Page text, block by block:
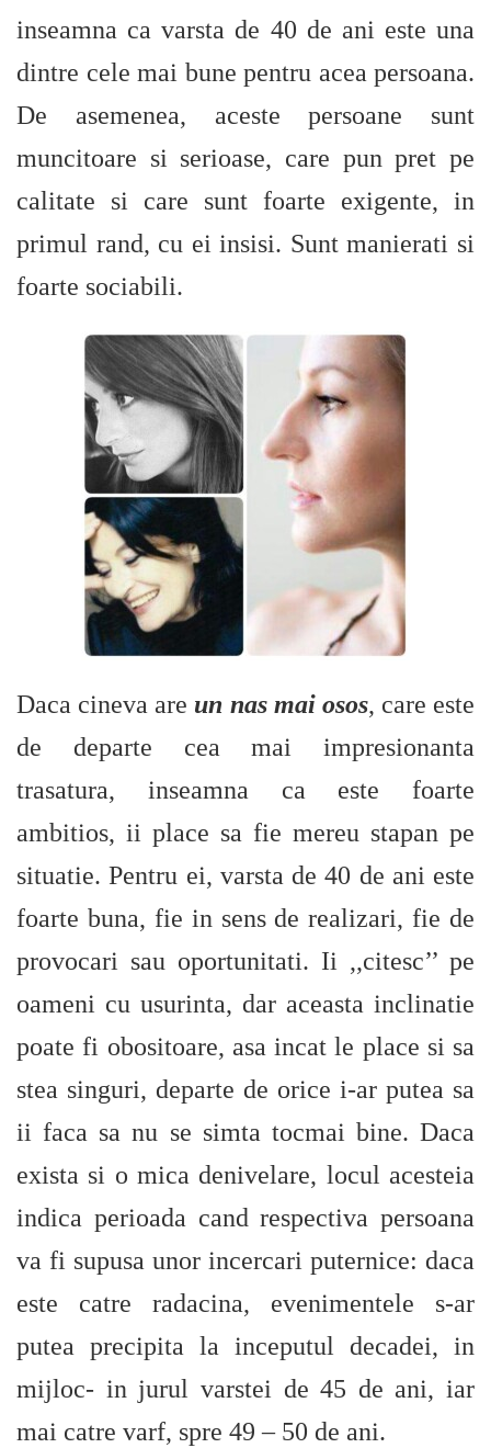
inseamna ca varsta de 40 de ani este una
dintre cele mai bune pentru acea persoana.
De asemenea, aceste persoane sunt
muncitoare si serioase, care pun pret pe
calitate si care sunt foarte exigente, in
primul rand, cu ei insisi. Sunt manierati si
foarte sociabili.
Daca cineva are un nas mai osos, care este
de departe cea mai impresionanta
trasatura, inseamna ca este foarte
ambitios, ii place sa fie mereu stapan pe
situatie. Pentru ei, varsta de 40 de ani este
foarte buna, fie in sens de realizari, fie de
provocari sau oportunitati. Ii ,,citesc’’ pe
oameni cu usurinta, dar aceasta inclinatie
poate fi obositoare, asa incat le place si sa
stea singuri, departe de orice i-ar putea sa
ii faca sa nu se simta tocmai bine. Daca
exista si o mica denivelare, locul acesteia
indica perioada cand respectiva persoana
va fi supusa unor incercari puternice: daca
este catre radacina, evenimentele s-ar
putea precipita la inceputul decadei, in
mijloc- in jurul varstei de 45 de ani, iar
mai catre varf, spre 49 – 50 de ani.